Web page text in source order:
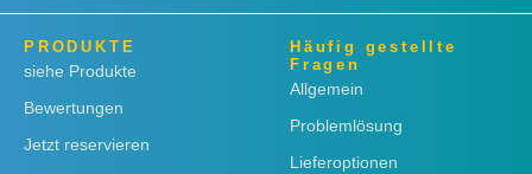
PRODUKTE
siehe Produkte
Bewertungen
Jetzt reservieren
Häufig gestellte
Fragen
Allgemein
Problemlösung
Lieferoptionen